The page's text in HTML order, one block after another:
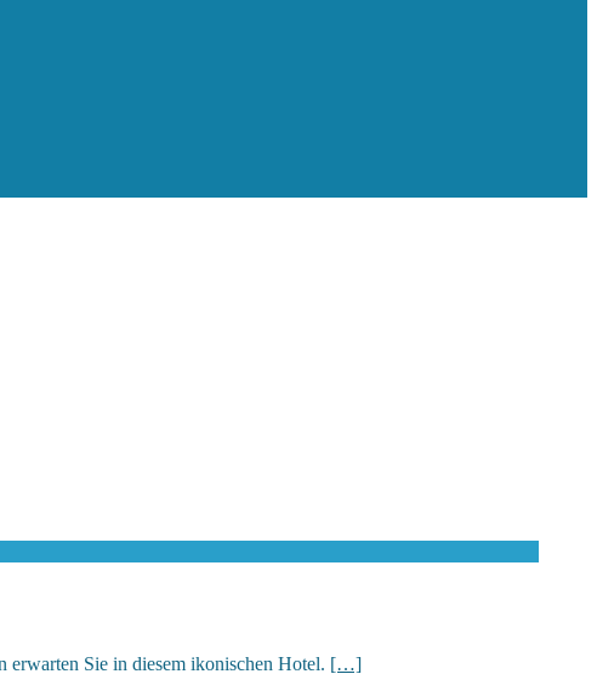
erwarten Sie in diesem ikonischen Hotel. […]